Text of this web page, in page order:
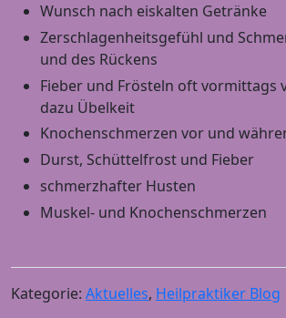
Wunsch nach eiskalten Getränke
Zerschlagenheitsgefühl und
und des Rückens
Fieber und Frösteln oft vormittags
dazu Übelkeit
Knochenschmerzen vor und
Durst, Schüttelfrost und Fieber
schmerzhafter Husten
Muskel- und Knochenschmerzen
Kategorie: Aktuelles, Heilpraktiker Blog